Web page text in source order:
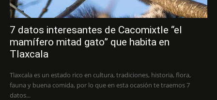
7 datos interesantes de Cacomixtle “el
mamífero mitad gato” que habita en
Tlaxcala
Tlaxcala es un estado rico en cultura, tradiciones, historia, flora,
fauna y buena comida, por lo que en esta ocasión te traemos 7
datos...